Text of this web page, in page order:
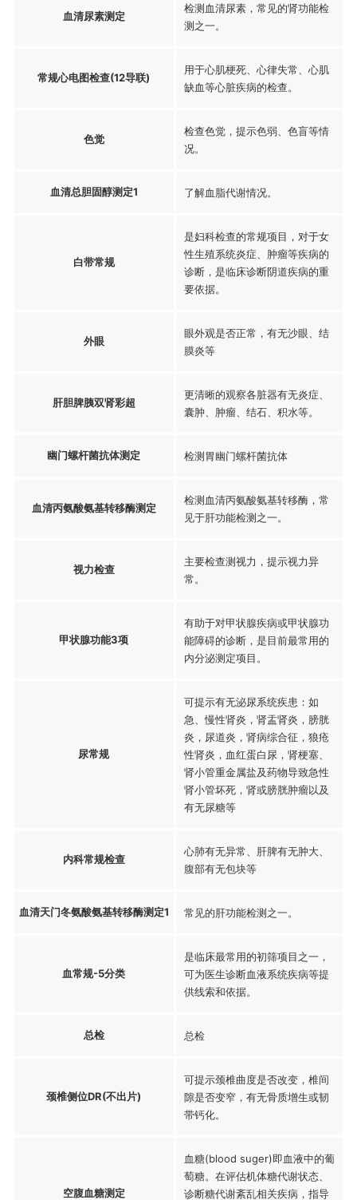
血清尿素测定
检测血清尿素，常见的肾功能检
测之一。
常规心电图检查(12导联)
用于心肌梗死、心律失常、心肌
缺血等心脏疾病的检查。
色觉
检查色觉，提示色弱、色盲等情
况。
血清总胆固醇测定1 了解血脂代谢情况。
白带常规
是妇科检查的常规项目，对于女
性生殖系统炎症、肿瘤等疾病的
诊断，是临床诊断阴道疾病的重
要依据。
外眼
眼外观是否正常，有无沙眼、结
膜炎等
肝胆脾胰双肾彩超
更清晰的观察各脏器有无炎症、
囊肿、肿瘤、结石、积水等。
幽门螺杆菌抗体测定 检测胃幽门螺杆菌抗体
血清丙氨酸氨基转移酶测定
检测血清丙氨酸氨基转移酶，常
见于肝功能检测之一。
视力检查
主要检查测视力，提示视力异
常。
甲状腺功能3项
有助于对甲状腺疾病或甲状腺功
能障碍的诊断，是目前最常用的
内分泌测定项目。
尿常规
可提示有无泌尿系统疾患：如
急、慢性肾炎，肾盂肾炎，膀胱
炎，尿道炎，肾病综合征，狼疮
性肾炎，血红蛋白尿，肾梗塞、
肾小管重金属盐及药物导致急性
肾小管坏死，肾或膀胱肿瘤以及
有无尿糖等
内科常规检查
心肺有无异常、肝脾有无肿大、
腹部有无包块等
血清天门冬氨酸氨基转移酶测定1 常见的肝功能检测之一。
血常规-5分类
是临床最常用的初筛项目之一，
可为医生诊断血液系统疾病等提
供线索和依据。
总检 总检
颈椎侧位DR(不出片)
可提示颈椎曲度是否改变，椎间
隙是否变窄，有无骨质增生或韧
带钙化。
空腹血糖测定
血糖(blood suger)即血液中的葡
萄糖。在评估机体糖代谢状态、
诊断糖代谢紊乱相关疾病，指导